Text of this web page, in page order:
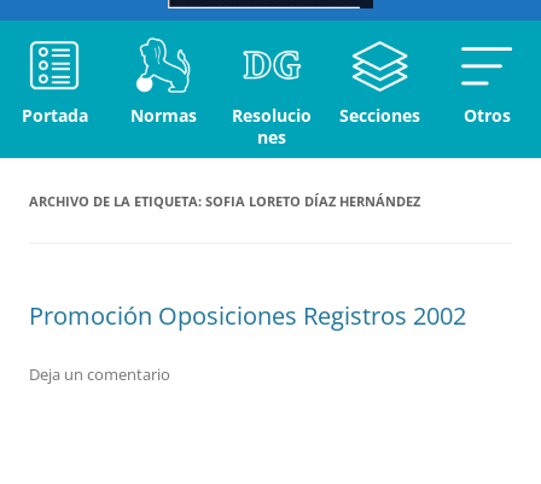
Portada Normas
Resolucio
nes
Secciones Otros
ARCHIVO DE LA ETIQUETA: SOFIA LORETO DÍAZ HERNÁNDEZ
Promoción Oposiciones Registros 2002
Deja un comentario